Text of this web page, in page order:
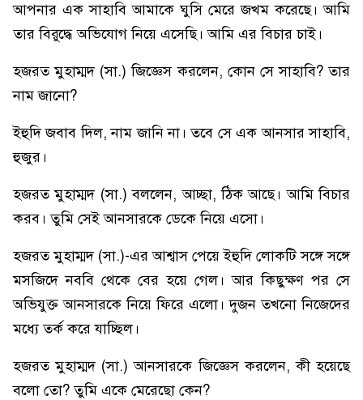
আপনার এক সাহাবি আমাকে ঘুসি মেরে জখম করেছে। আমি
তার বিরুদ্ধে অভিযোগ নিয়ে এসেছি। আমি এর বিচার চাই।
হজরত মুহাম্মদ (সা.) জিজ্ঞেস করলেন, কোন সে সাহাবি? তার
নাম জানো?
ইহুদি জবাব দিল, নাম জানি না। তবে সে এক আনসার সাহাবি,
হুজুর।
হজরত মুহাম্মদ (সা.) বললেন, আচ্ছা, ঠিক আছে। আমি বিচার
করব। তুমি সেই আনসারকে ডেকে নিয়ে এসো।
হজরত মুহাম্মদ (সা.)-এর আশ্বাস পেয়ে ইহুদি লোকটি সঙ্গে সঙ্গে
মসজিদে নববি থেকে বের হয়ে গেল। আর কিছুক্ষণ পর সে
অভিযুক্ত আনসারকে নিয়ে ফিরে এলো। দুজন তখনো নিজেদের
মধ্যে তর্ক করে যাচ্ছিল।
হজরত মুহাম্মদ (সা.) আনসারকে জিজ্ঞেস করলেন, কী হয়েছে
বলো তো? তুমি একে মেরেছো কেন?